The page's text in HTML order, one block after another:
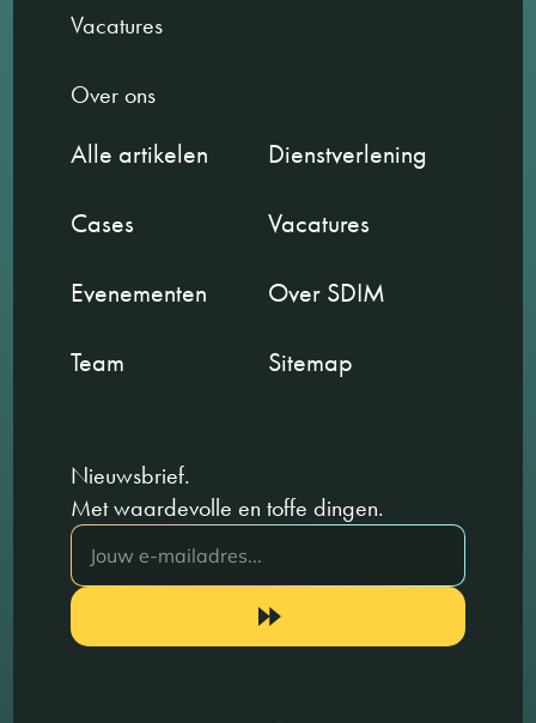
Vacatures
Over ons
Alle artikelen
Dienstverlening
Cases
Vacatures
Evenementen
Over SDIM
Team
Sitemap
Nieuwsbrief.
Met waardevolle en toffe dingen.